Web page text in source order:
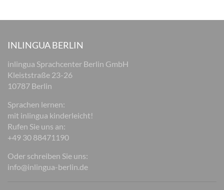
INLINGUA BERLIN
inlingua Sprachcenter Berlin GmbH
Kleiststraße 23-26
10787 Berlin
Sprachen lernen:
mit inlingua kinderleicht!
Rufen Sie uns an:
+49 30 88471190
Oder schreiben Sie uns:
info@inlingua-berlin.de